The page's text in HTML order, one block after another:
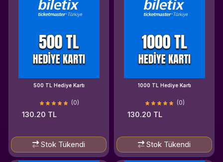
500 TL Hediye Kartı
(0)
130.20 TL
Stok Tükendi
1000 TL Hediye Kartı
(0)
130.20 TL
Stok Tükendi